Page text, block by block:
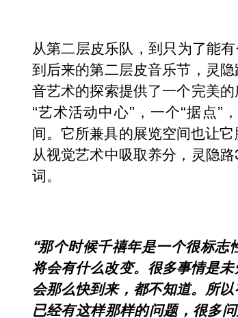
从第二层皮乐队，到只为了能
到后来的第二层皮音乐节，灵
音艺术的探索提供了一个完美
“艺术活动中心”，一个“据点”
间。它所兼具的展览空间也让
从视觉艺术中吸取养分，灵隐
词。
“那个时候千禧年是一个很标志
将会有什么改变。很多事情是
会那么快到来，都不知道。所
已经有这样那样的问题，很多